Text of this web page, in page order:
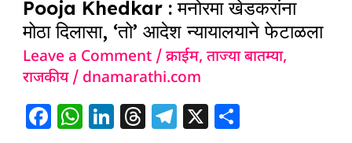
Pooja Khedkar : मनोरमा खेडकरांना
मोठा दिलासा, ‘तो’ आदेश न्यायालयाने फेटाळला
Leave a Comment /क्राईम,ताज्या बातम्या,
राजकीय/ dnamarathi.com
F W Li T T X
‘तो’
आदेश
न्यायालयाने